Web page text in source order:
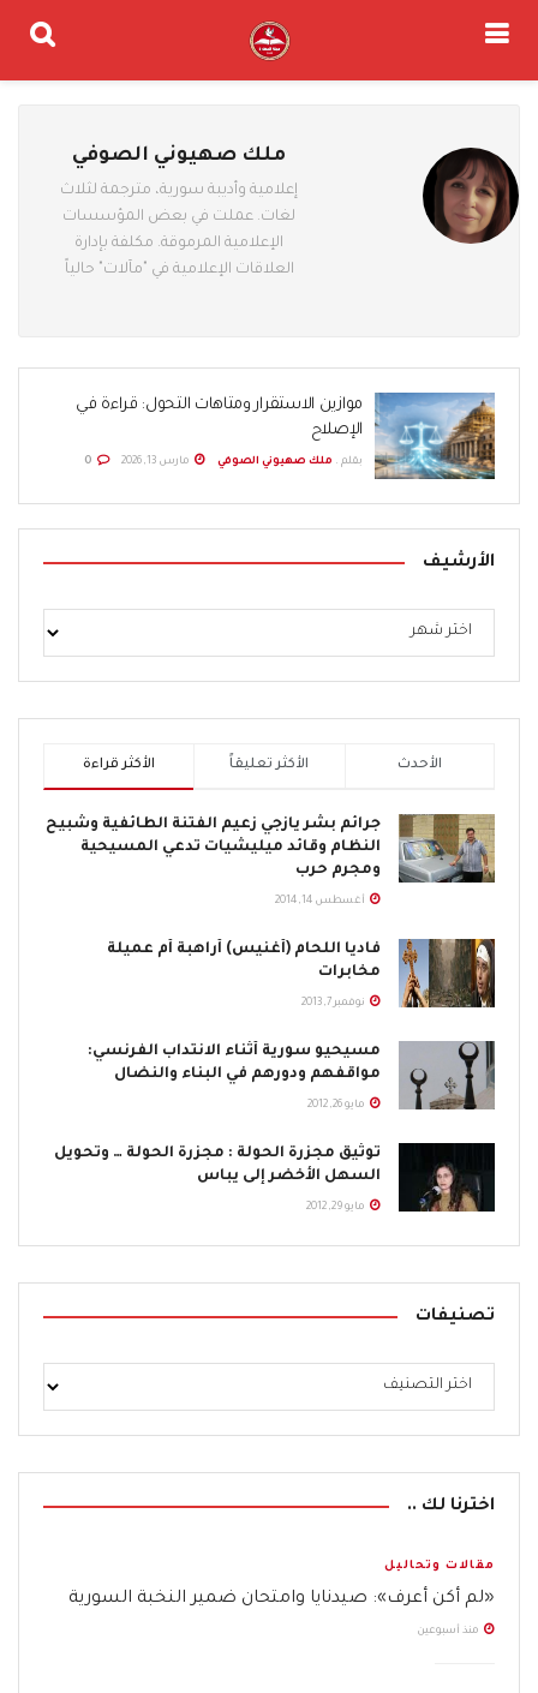
ملك صهيوني الصوفي
إعلامية وأديبة سورية، مترجمة لثلاث
لغات. عملت في بعض المؤسسات
الإعلامية المرموقة. مكلفة بإدارة
العلاقات الإعلامية في "مآلات" حالياً
موازين الاستقرار ومتاهات التحول: قراءة في
الإصلاح
بقلم . ملك صهيوني الصوفي مارس 13, 2026
الأرشيف
الأكثر قراءة الأكثر تعليقاً الأحدث
جرائم بشر يازجي زعيم الفتنة الطائفية وشبيح
النظام وقائد ميليشيات تدعي المسيحية
ومجرم حرب
أغسطس 14, 2014
فاديا اللحام (أغنيس) أراهبة أم عميلة
مخابرات
نوفمبر 7, 2013
مسيحيو سورية أثناء الانتداب الفرنسي:
مواقفهم ودورهم في البناء والنضال
مايو 26, 2012
توثيق مجزرة الحولة : مجزرة الحولة … وتحويل
السهل الأخضر إلى يباس
مايو 29, 2012
تصنيفات
اخترنا لك ..
مقالات وتحاليل
«لم أكن أعرف»: صيدنايا وامتحان ضمير النخبة السورية
منذ أسبوعين